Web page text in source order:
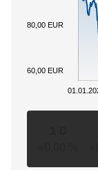
60,00 EUR
80,00 EUR